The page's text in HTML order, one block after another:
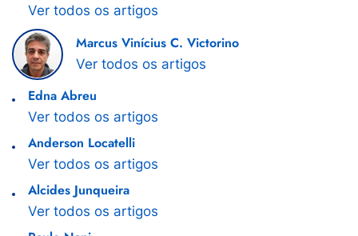
Ver todos os artigos
Marcus Vinícius C. Victorino
Ver todos os artigos
Edna Abreu
Ver todos os artigos
Anderson Locatelli
Ver todos os artigos
Alcides Junqueira
Ver todos os artigos